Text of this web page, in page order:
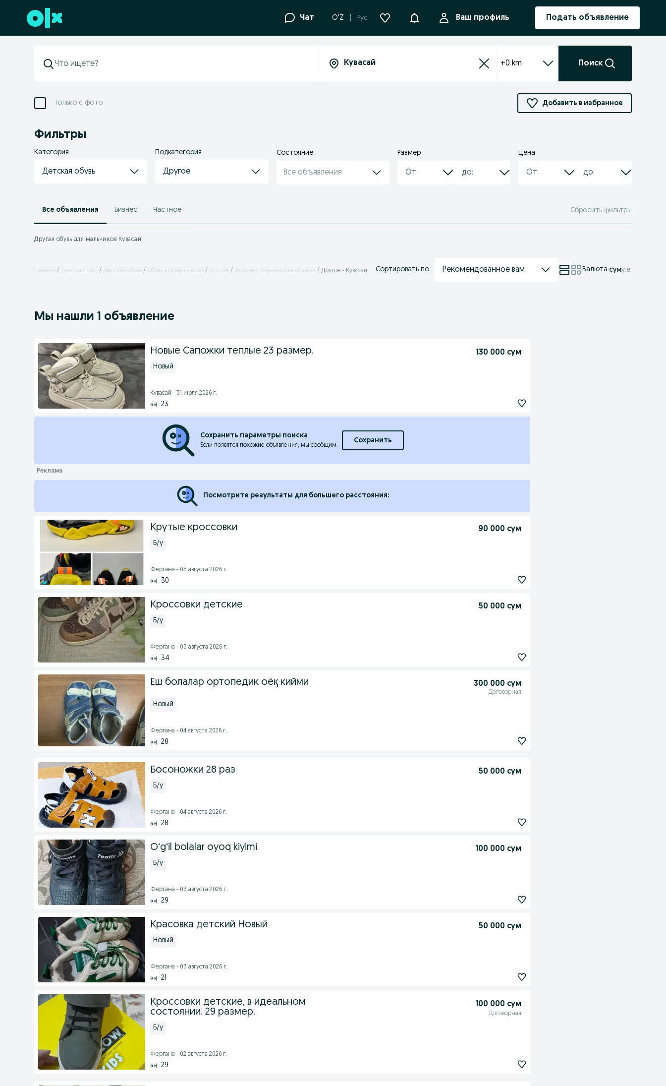
Перейти к нижнему колонтитулу Чат O'Z Рус УведомленияВаш профиль Подать объявление
+0 km Поиск
Только с фото Добавить в избранное
Фильтры
Категория
Детская обувь
Подкатегория
Другое
Состояние
Все объявления
Размер Цена
Все объявления Бизнес Частное Сбросить фильтры
Другая обувь для мальчиков Кувасай
Главная Детский мир Детская обувь Обувь для мальчиков Другое Другое - Ферганская область Другое - Кувасай Сортировать по: Рекомендованное вам Валюта:суму.е.
Мы нашли 1 объявление
Новые Сапожки теплые 23 размер. 130 000 сум
Новый
Кувасай - 31 июля 2026 г.
23
Сохранить параметры поиска
Если появятся похожие объявления, мы сообщим.
Сохранить
Посмотрите результаты для большего расстояния:
Крутые кроссовки 90 000 сум
Б/у
Фергана - 05 августа 2026 г.
30
Кроссовки детские 50 000 сум
Б/у
Фергана - 05 августа 2026 г.
34
Ёш болалар ортопедик оёқ кийми 300 000 сум
Договорная
Новый
Фергана - 04 августа 2026 г.
28
Босоножки 28 раз 50 000 сум
Б/у
Фергана - 04 августа 2026 г.
28
Oʻgʻil bolalar oyoq kiyimi 100 000 сум
Б/у
Фергана - 03 августа 2026 г.
29
Красовка детский Новый 50 000 сум
Новый
Фергана - 03 августа 2026 г.
21
Кроссовки детские, в идеальном
состоянии. 29 размер.
100 000 сум
Договорная
Б/у
Фергана - 02 августа 2026 г.
29